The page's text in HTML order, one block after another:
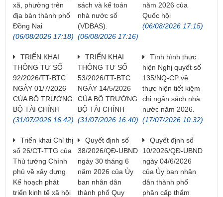
xã, phường trên
địa bàn thành phố
Đồng Nai
(06/08/2026 17:18)
sách và kế toán
nhà nước số
(VDBAS).
(06/08/2026 17:16)
năm 2026 của
Quốc hội
(06/08/2026 17:15)
TRIỂN KHAI
THÔNG TƯ SỐ
92/2026/TT-BTC
NGÀY 01/7/2026
CỦA BỘ TRƯỞNG
BỘ TÀI CHÍNH
(31/07/2026 16:42)
TRIỂN KHAI
THÔNG TƯ SỐ
53/2026/TT-BTC
NGÀY 14/5/2026
CỦA BỘ TRƯỞNG
BỘ TÀI CHÍNH
(31/07/2026 16:40)
Tình hình thực
hiện Nghị quyết số
135/NQ-CP về
thực hiện tiết kiệm
chi ngân sách nhà
nước năm 2026.
(17/07/2026 10:32)
Triển khai Chỉ thị
số 26/CT-TTG của
Thủ tướng Chính
phủ về xây dựng
Kế hoạch phát
triển kinh tế xã hội
Quyết định số
38/2026/QĐ-UBND
ngày 30 tháng 6
năm 2026 của Ủy
ban nhân dân
thành phố Quy
Quyết định số
10/2026/QĐ-UBND
ngày 04/6/2026
của Ủy ban nhân
dân thành phố
phân cấp thẩm